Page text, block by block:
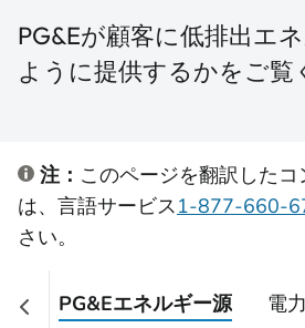
PG&Eが顧客に低排出エ
ように提供するかをご覧
注： このページを翻訳した
は、言語サービス1-877-660-
さい。
PG&Eエネルギー源 電